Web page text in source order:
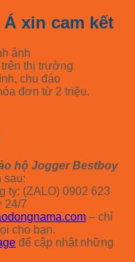
xin cam kết
ảnh
thị trường
chu đáo
đơn từ 2 triệu.
hộ Jogger Bestboy
sau:
ty: (ZALO) 0902 623
24/7
– chỉ
cho bạn.
để cập nhật những